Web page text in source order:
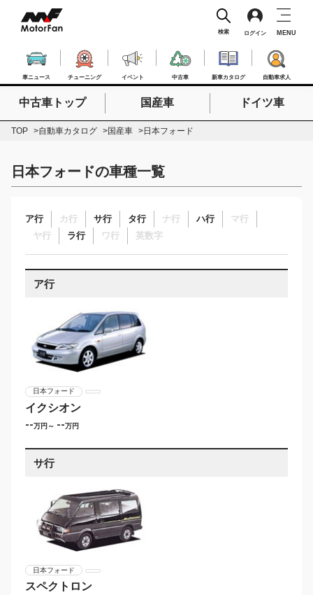
車ニュース チューニング イベント 中古車 新車カタログ 自動車求人
検索 ログイン MENU
検索したいキーワードを入力
中古車トップ 国産車 ドイツ車
TOP 自動車カタログ 国産車 日本フォード
日本フォードの車種一覧
ア行 カ行 サ行 タ行 ナ行 ハ行
マ行
ヤ行
ラ行 ワ行 英数字
ア行
日本フォード
イクシオン
--万円～ --万円
サ行
日本フォード
スペクトロン